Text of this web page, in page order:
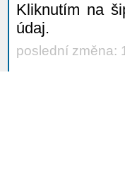
Kliknutím na
údaj.
poslední změna: